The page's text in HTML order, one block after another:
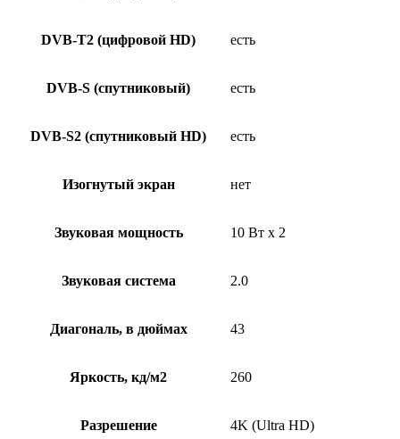
DVB-T2 (цифровой HD) есть
DVB-S (спутниковый) есть
DVB-S2 (спутниковый HD) есть
Изогнутый экран нет
Звуковая мощность 10 Вт х 2
Звуковая система 2.0
Диагональ, в дюймах 43
Яркость, кд/м2 260
Разрешение 4K (Ultra HD)